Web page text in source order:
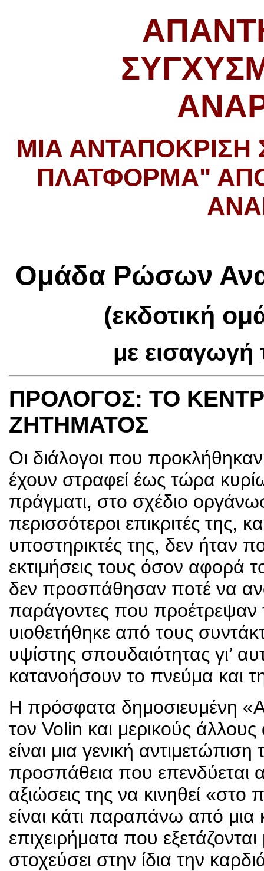
ΜΙΑ
ΠΛΑΤΦΌΡΜΑ"
Ομάδα Ρώσων
(εκδοτική
με
ΠΡΟΛΟΓΟΣ: ΤΟ
ΖΗΤΗΜΑΤΟΣ
Οι διάλογοι που
έχουν στραφεί έως τώρα
πράγματι, στο σχέδιο
περισσότεροι επικριτές της,
υποστηρικτές της, δεν ήταν
εκτιμήσεις τους όσον αφορά
δεν προσπάθησαν ποτέ να
παράγοντες που προέτρεψαν
υιοθετήθηκε από τους
υψίστης σπουδαιότητας γι’
κατανοήσουν το πνεύμα και
Η πρόσφατα δημοσιευμένη
τον Volin και μερικούς άλλους
είναι μια γενική
προσπάθεια που επενδύεται
αξιώσεις της να κινηθεί
είναι κάτι παραπάνω από μια
επιχειρήματα που
στοχεύσει στην ίδια την